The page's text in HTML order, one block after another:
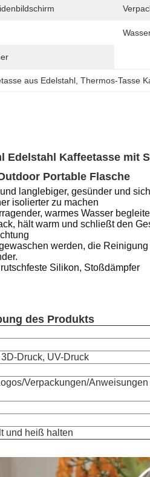
aus Edelstahl , Thermos-Tasse
Edelstahl Kaffeetasse mit
Portable Flasche
langlebiger, gesünder und
isolierter zu machen
warmes Wasser
hält warm und schließt den
werden, die
Silikon, Stoßdämpfer
des Produkts
Druck, UV-Druck
Verpackungen/
und heiß halten